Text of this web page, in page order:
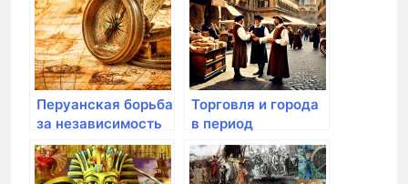
Перуанская борьба
за независимость
от Испании
Торговля и города
в период
Возрождения